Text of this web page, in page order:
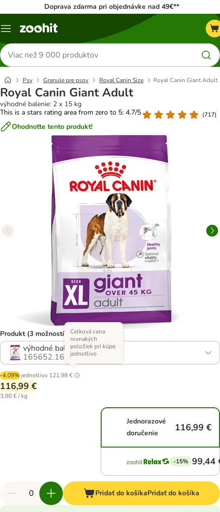
Doprava zdarma pri objednávke nad 49€**
Kategórie
Hľadať
produkty
Psy Granule pre psov Royal Canin Size Royal Canin Giant Adult
Royal Canin Giant Adult
výhodné balenie: 2 x 15 kg
This is a stars rating area from zero to 5: 4.7/5
(717)
Ohodnoťte tento produkt!
Produkt (3 možností)
výhodné balenie: 2 x 15 kg
165652.16
-4.09% jednotlivo 121,98 €
Celková cena
rovnakých
položiek pri kúpe
jednotlivo
116,99 €
3,90 € / kg
Jednorazové
doručenie
116,99 €
-15% 99,44
Pridať do košíkaPridať do košíka